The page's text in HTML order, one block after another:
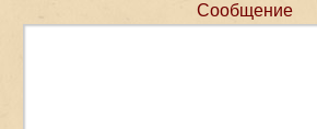
Сообщение